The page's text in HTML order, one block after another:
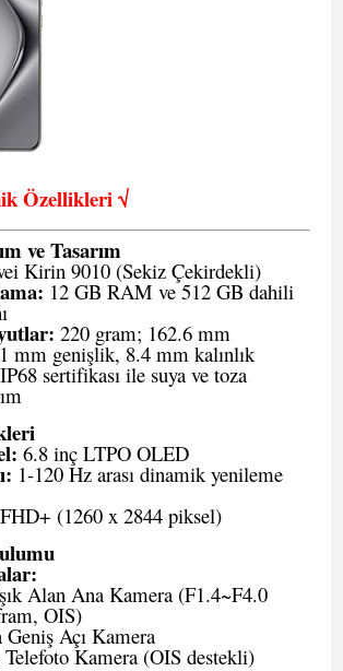
Özellikleri √
ve Tasarım
Kirin 9010 (Sekiz Çekirdekli)
12 GB RAM ve 512 GB dahili
220 gram; 162.6 mm
mm genişlik, 8.4 mm kalınlık
IP68 sertifikası ile suya ve toza
6.8 inç LTPO OLED
1-120 Hz arası dinamik yenileme
FHD+ (1260 x 2844 piksel)
Alan Ana Kamera (F1.4~F4.0
OIS)
Açı Kamera
Kamera (OIS destekli)